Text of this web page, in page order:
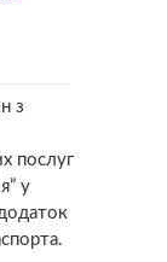
з
послуг
у